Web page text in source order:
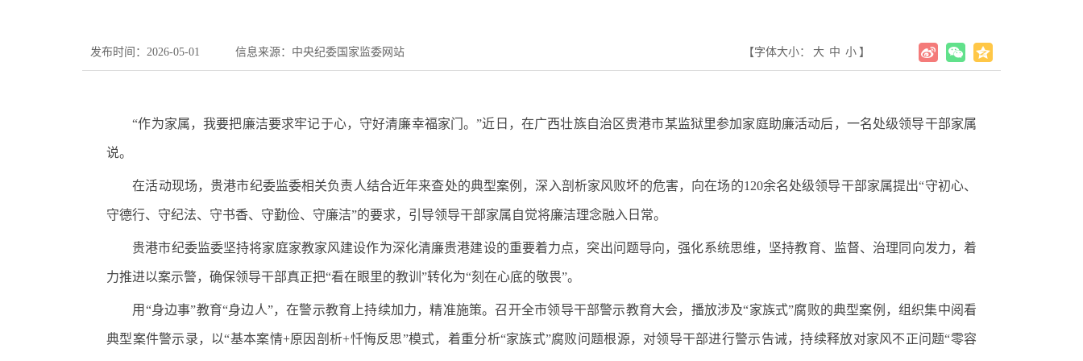
发布时间：2026-05-01 信息来源：中央纪委国家监委网站 【字体大小： 大 中 小 】
“作为家属，我要把廉洁要求牢记于心，守好清廉幸福家门。”近日，在广西壮族自治区贵港市某监狱里参加家庭助廉活动后，一名处级领导干部家属
说。
在活动现场，贵港市纪委监委相关负责人结合近年来查处的典型案例，深入剖析家风败坏的危害，向在场的120余名处级领导干部家属提出“守初心、
守德行、守纪法、守书香、守勤俭、守廉洁”的要求，引导领导干部家属自觉将廉洁理念融入日常。
贵港市纪委监委坚持将家庭家教家风建设作为深化清廉贵港建设的重要着力点，突出问题导向，强化系统思维，坚持教育、监督、治理同向发力，着
力推进以案示警，确保领导干部真正把“看在眼里的教训”转化为“刻在心底的敬畏”。
用“身边事”教育“身边人”，在警示教育上持续加力，精准施策。召开全市领导干部警示教育大会，播放涉及“家族式”腐败的典型案例，组织集中阅看
典型案件警示录，以“基本案情+原因剖析+忏悔反思”模式，着重分析“家族式”腐败问题根源，对领导干部进行警示告诫，持续释放对家风不正问题“零容